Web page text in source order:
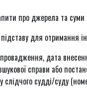
про джерела та суми
для отримання
дата
справи або
слідчого судді/суду